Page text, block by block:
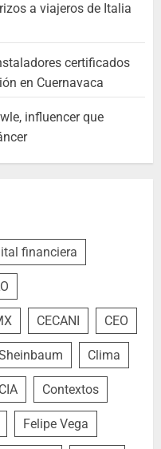
a viajeros de Italia
certificados
en Cuernavaca
influencer que
financiera
CECANI CEO
Clima
Contextos
Felipe Vega